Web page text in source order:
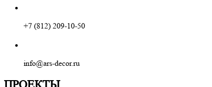
+7 (812) 209-10-50
info@ars-decor.ru